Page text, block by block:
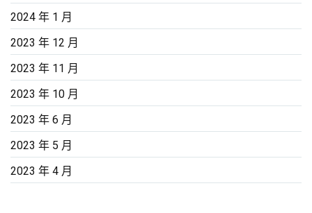
2024 年 1 月
2023 年 12 月
2023 年 11 月
2023 年 10 月
2023 年 6 月
2023 年 5 月
2023 年 4 月